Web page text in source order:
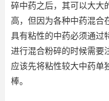
碎中药之后，其可以大大
高，但因为各种中药混合
具有粘性的中药必须通过
进行混合粉碎的时候需要
应该先将粘性较大中药单
棒。